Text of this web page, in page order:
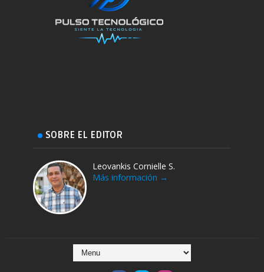
SOBRE EL EDITOR
Leovankis Cornielle S.
Más información →